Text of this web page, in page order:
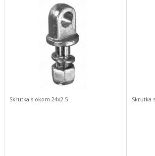
Skrutka s okom 24x2.5 Skrutka